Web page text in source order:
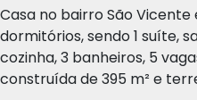
Casa no bairro São
dormitórios, sendo 1 suíte,
cozinha, 3 banheiros, 5
construída de 395 m² e